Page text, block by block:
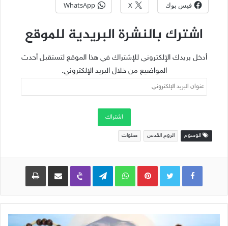
فيس بوك X
WhatsApp
اشترك بالنشرة البريدية للموقع
أدخل بريدك الإلكتروني للإشتراك في هذا الموقع لتستقبل أحدث
المواضيع من خلال البريد الإلكتروني.
عنوان
البريد
اشتراك
الوسوم الروح القدس صلوات
Pinterest
WhatsApp
Telegram
Viber مشاركة عبر البريد طباعة